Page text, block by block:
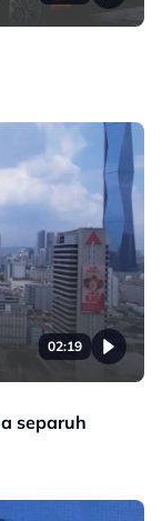
02:19
separuh